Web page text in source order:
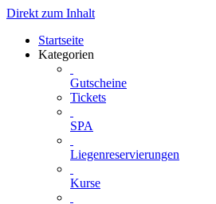
Direkt zum Inhalt
Startseite
Kategorien
Gutscheine
Tickets
SPA
Liegenreservierungen
Kurse